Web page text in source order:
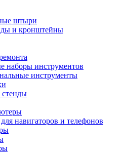
штыри
и кронштейны
наборы инструментов
инструменты
навигаторов и телефонов